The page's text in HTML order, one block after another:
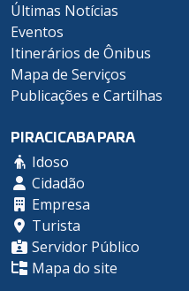
Últimas Notícias
Eventos
Itinerários de Ônibus
Mapa de Serviços
Publicações e Cartilhas
PIRACICABA PARA
Idoso
Cidadão
Empresa
Turista
Servidor Público
Mapa do site